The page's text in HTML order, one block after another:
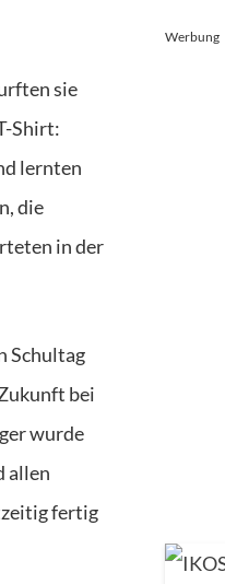
sie
Shirt:
lernten
die
in der
Schultag
bei
wurde
allen
fertig
Werbung